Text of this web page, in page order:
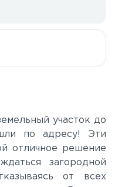
участок до
по адресу! Эти
отличное решение
загородной
от всех